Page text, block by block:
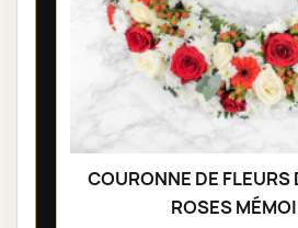
COURONNE DE FLEURS
ROSES